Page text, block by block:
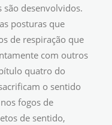
desenvolvidos.
posturas que
de respiração que
com outros
quatro do
o sentido
fogos de
de sentido,